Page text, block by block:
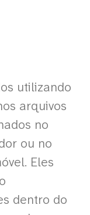
utilizando
arquivos
no
ou no
Eles
dentro do